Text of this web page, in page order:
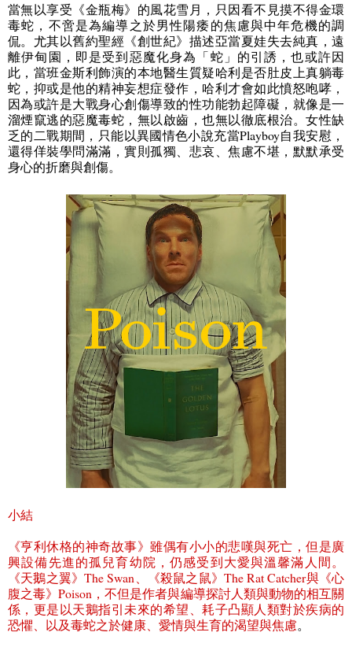
當無以享受《金瓶梅》的風花雪月，只因看不見摸不得金環
毒蛇，不啻是為編導之於男性陽痿的焦慮與中年危機的調
侃。尤其以舊約聖經《創世紀》描述亞當夏娃失去純真，遠
離伊甸園，即是受到惡魔化身為「蛇」的引誘，也或許因
此，當班金斯利飾演的本地醫生質疑哈利是否肚皮上真躺毒
蛇，抑或是他的精神妄想症發作，哈利才會如此憤怒咆哮，
因為或許是大戰身心創傷導致的性功能勃起障礙，就像是一
溜煙竄逃的惡魔毒蛇，無以啟齒，也無以徹底根治。女性缺
乏的二戰期間，只能以異國情色小說充當Playboy自我安慰，
還得佯裝學問滿滿，實則孤獨、悲哀、焦慮不堪，默默承受
身心的折磨與創傷。
小結
《亨利休格的神奇故事》雖偶有小小的悲嘆與死亡，但是廣
興設備先進的孤兒育幼院，仍感受到大愛與溫馨滿人間。
《天鵝之翼》The Swan、《殺鼠之鼠》The Rat Catcher與《心
腹之毒》Poison ，不但是作者與編導探討人類與動物的相互關
係，更是以天鵝指引未來的希望、耗子凸顯人類對於疾病的
恐懼、以及毒蛇之於健康、愛情與生育的渴望與焦慮。